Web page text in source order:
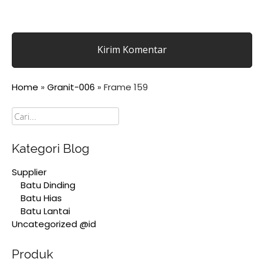
Home » Granit-006 » Frame 159
Cari
Kategori Blog
Supplier
Batu Dinding
Batu Hias
Batu Lantai
Uncategorized @id
Produk